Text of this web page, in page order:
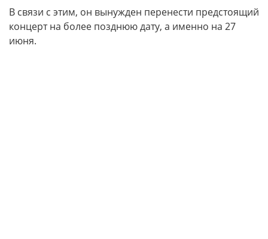
В связи с этим, он вынужден перенести предстоящий
концерт на более позднюю дату, а именно на 27
июня.